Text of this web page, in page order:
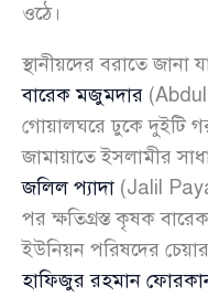
ওঠে।
স্থানীয়দের বরাতে
বারেক মজুমদার
গোয়ালঘরে ঢুকে দুইটি
জামায়াতে ইসলামীর
জলিল প্যাদা (Jalil
পর ক্ষতিগ্রস্ত কৃষক
ইউনিয়ন পরিষদের
হাফিজুর রহমান